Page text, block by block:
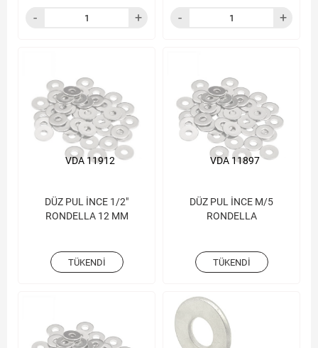
DÜZ PUL İNCE 1/2"
RONDELLA 12 MM
VDA 11912
TÜKENDI
DÜZ PUL İNCE M/5
RONDELLA
VDA 11897
TÜKENDI